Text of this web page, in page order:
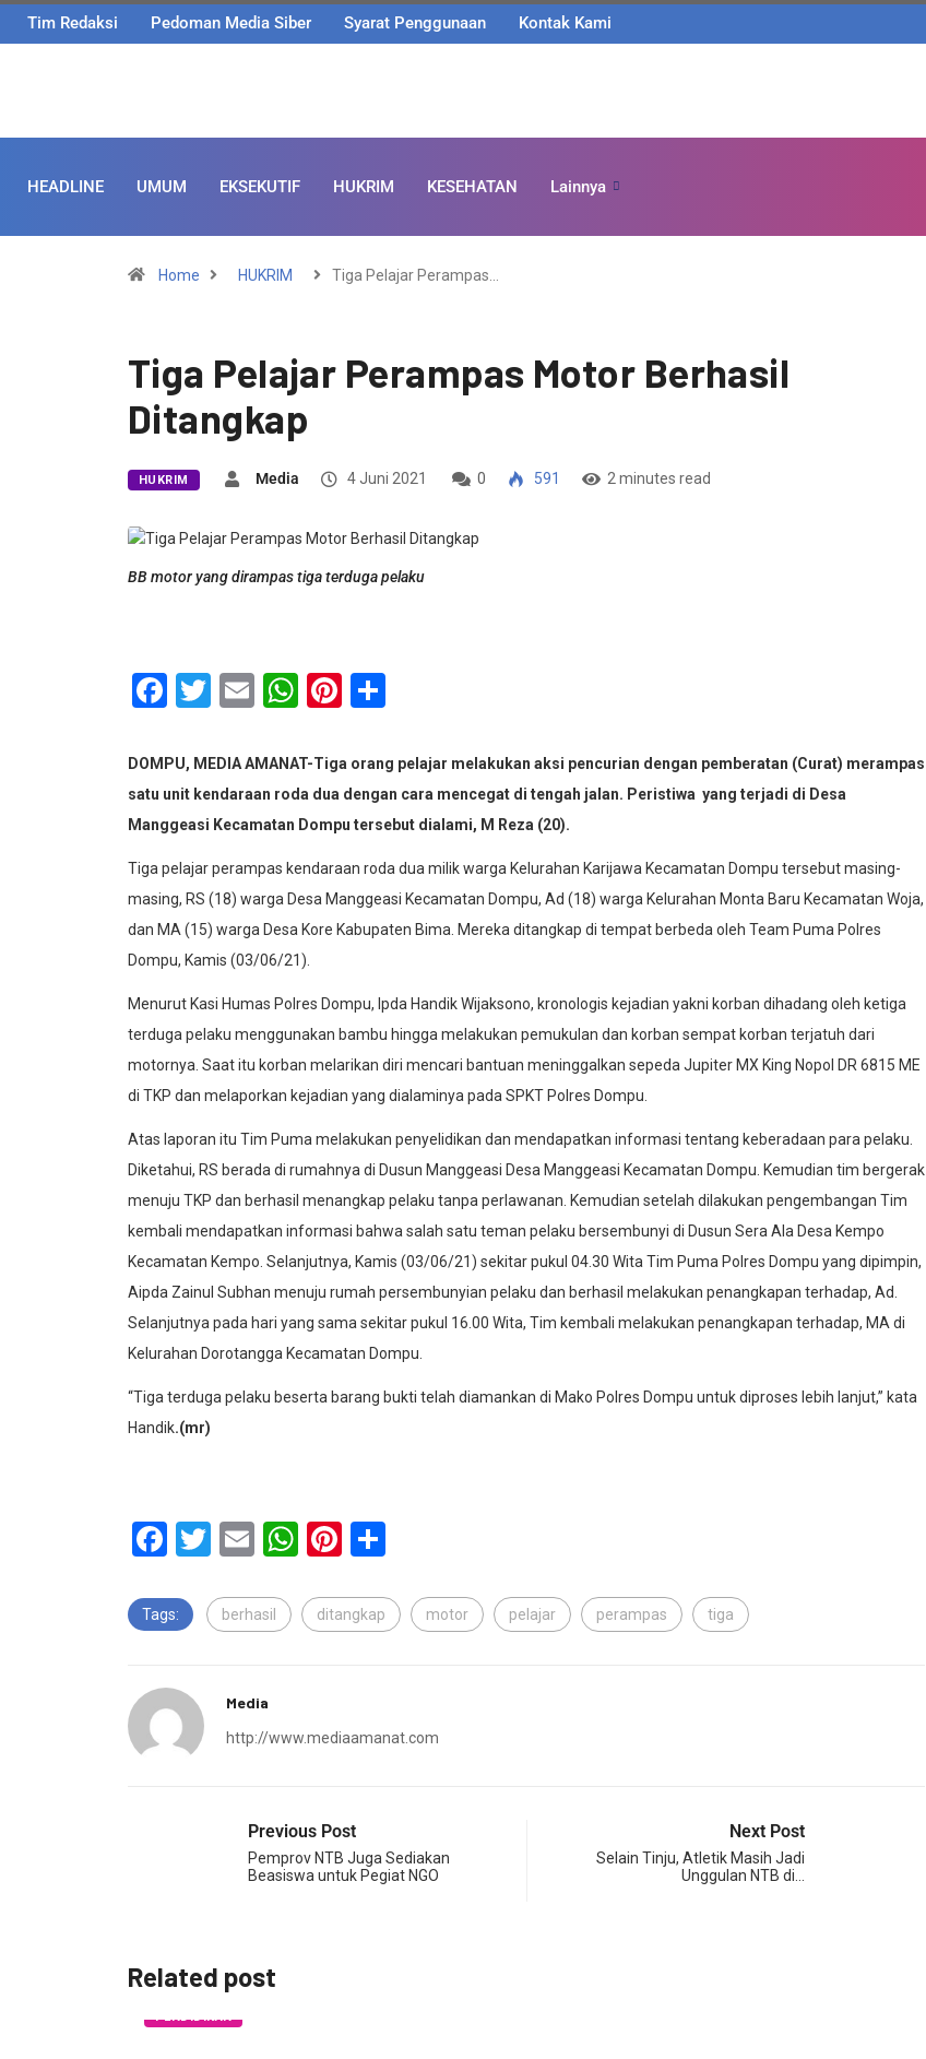
Tim Redaksi Pedoman Media Siber Syarat Penggunaan Kontak Kami
HEADLINE UMUM EKSEKUTIF HUKRIM KESEHATAN Lainnya
Home HUKRIM Tiga Pelajar Perampas…
Tiga Pelajar Perampas Motor Berhasil
Ditangkap
HUKRIM Media 4 Juni 2021 0 591 2 minutes read
BB motor yang dirampas tiga terduga pelaku
Facebook
Twitter
EmailWhatsApp
Pinterest
DOMPU, MEDIA AMANAT-Tiga orang pelajar melakukan aksi pencurian dengan pemberatan (Curat) merampas
satu unit kendaraan roda dua dengan cara mencegat di tengah jalan. Peristiwa yang terjadi di Desa
Manggeasi Kecamatan Dompu tersebut dialami, M Reza (20).
Tiga pelajar perampas kendaraan roda dua milik warga Kelurahan Karijawa Kecamatan Dompu tersebut masing-
masing, RS (18) warga Desa Manggeasi Kecamatan Dompu, Ad (18) warga Kelurahan Monta Baru Kecamatan Woja,
dan MA (15) warga Desa Kore Kabupaten Bima. Mereka ditangkap di tempat berbeda oleh Team Puma Polres
Dompu, Kamis (03/06/21).
Menurut Kasi Humas Polres Dompu, Ipda Handik Wijaksono, kronologis kejadian yakni korban dihadang oleh ketiga
terduga pelaku menggunakan bambu hingga melakukan pemukulan dan korban sempat korban terjatuh dari
motornya. Saat itu korban melarikan diri mencari bantuan meninggalkan sepeda Jupiter MX King Nopol DR 6815 ME
di TKP dan melaporkan kejadian yang dialaminya pada SPKT Polres Dompu.
Atas laporan itu Tim Puma melakukan penyelidikan dan mendapatkan informasi tentang keberadaan para pelaku.
Diketahui, RS berada di rumahnya di Dusun Manggeasi Desa Manggeasi Kecamatan Dompu. Kemudian tim bergerak
menuju TKP dan berhasil menangkap pelaku tanpa perlawanan. Kemudian setelah dilakukan pengembangan Tim
kembali mendapatkan informasi bahwa salah satu teman pelaku bersembunyi di Dusun Sera Ala Desa Kempo
Kecamatan Kempo. Selanjutnya, Kamis (03/06/21) sekitar pukul 04.30 Wita Tim Puma Polres Dompu yang dipimpin,
Aipda Zainul Subhan menuju rumah persembunyian pelaku dan berhasil melakukan penangkapan terhadap, Ad.
Selanjutnya pada hari yang sama sekitar pukul 16.00 Wita, Tim kembali melakukan penangkapan terhadap, MA di
Kelurahan Dorotangga Kecamatan Dompu.
“Tiga terduga pelaku beserta barang bukti telah diamankan di Mako Polres Dompu untuk diproses lebih lanjut,” kata
Handik.(mr)
Facebook
Twitter
EmailWhatsApp
Pinterest
Tags: berhasil ditangkap motor pelajar perampas tiga
Media
http://www.mediaamanat.com
Previous Post
Pemprov NTB Juga Sediakan
Beasiswa untuk Pegiat NGO
Next Post
Selain Tinju, Atletik Masih Jadi
Unggulan NTB di…
Related post
PENDIDIKAN